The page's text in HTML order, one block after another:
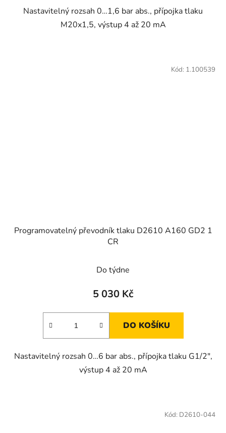
Nastavitelný rozsah 0…1,6 bar abs., přípojka tlaku
M20x1,5, výstup 4 až 20 mA
Programovatelný převodník tlaku D2610 A160 GD2 1
CR
Do týdne
5 030 Kč
DO KOŠÍKU
Nastavitelný rozsah 0…6 bar abs., přípojka tlaku G1/2",
výstup 4 až 20 mA
Kód: 1.100539
Kód: D2610-044